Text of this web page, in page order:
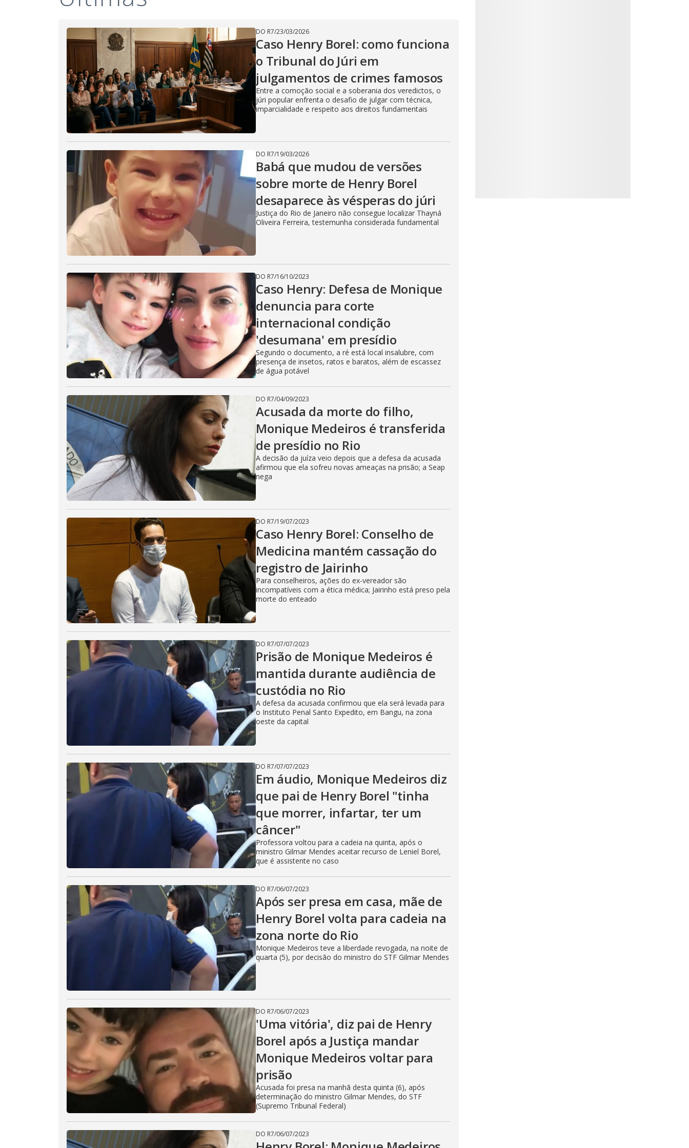
V
i
d
e
o
DO R7/23/03/2026
Caso Henry Borel: como funciona
o Tribunal do Júri em
julgamentos de crimes famosos
Entre a comoção social e a soberania dos veredictos, o
júri popular enfrenta o desafio de julgar com técnica,
imparcialidade e respeito aos direitos fundamentais
DO R7/19/03/2026
Babá que mudou de versões
sobre morte de Henry Borel
desaparece às vésperas do júri
Justiça do Rio de Janeiro não consegue localizar Thayná
Oliveira Ferreira, testemunha considerada fundamental
DO R7/16/10/2023
Caso Henry: Defesa de Monique
denuncia para corte
internacional condição
'desumana' em presídio
Segundo o documento, a ré está local insalubre, com
presença de insetos, ratos e baratos, além de escassez
de água potável
DO R7/04/09/2023
Acusada da morte do filho,
Monique Medeiros é transferida
de presídio no Rio
A decisão da juíza veio depois que a defesa da acusada
afirmou que ela sofreu novas ameaças na prisão; a Seap
nega
DO R7/19/07/2023
Caso Henry Borel: Conselho de
Medicina mantém cassação do
registro de Jairinho
Para conselheiros, ações do ex-vereador são
incompatíveis com a ética médica; Jairinho está preso pela
morte do enteado
DO R7/07/07/2023
Prisão de Monique Medeiros é
mantida durante audiência de
custódia no Rio
A defesa da acusada confirmou que ela será levada para
o Instituto Penal Santo Expedito, em Bangu, na zona
oeste da capital
DO R7/07/07/2023
Em áudio, Monique Medeiros diz
que pai de Henry Borel "tinha
que morrer, infartar, ter um
câncer"
Professora voltou para a cadeia na quinta, após o
ministro Gilmar Mendes aceitar recurso de Leniel Borel,
que é assistente no caso
DO R7/06/07/2023
Após ser presa em casa, mãe de
Henry Borel volta para cadeia na
zona norte do Rio
Monique Medeiros teve a liberdade revogada, na noite de
quarta (5), por decisão do ministro do STF Gilmar Mendes
DO R7/06/07/2023
'Uma vitória', diz pai de Henry
Borel após a Justiça mandar
Monique Medeiros voltar para
prisão
Acusada foi presa na manhã desta quinta (6), após
determinação do ministro Gilmar Mendes, do STF
(Supremo Tribunal Federal)
DO R7/06/07/2023